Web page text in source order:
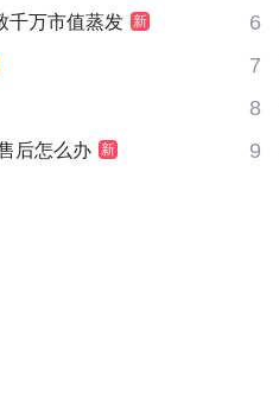
千万市值蒸发 新 6
7
8
后怎么办 新 9